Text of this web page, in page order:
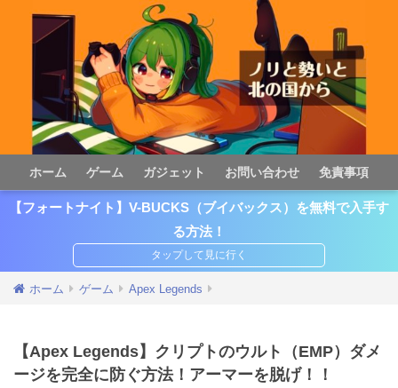
ホーム ゲーム ガジェット お問い合わせ 免責事項
【フォートナイト】V-BUCKS（ブイバックス）を無料で入手す
る方法！
ホーム ゲーム Apex Legends
【Apex Legends】クリプトのウルト（EMP）ダメ
ージを完全に防ぐ方法！アーマーを脱げ！！